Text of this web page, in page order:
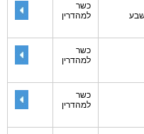
כשר
למהדרין
כשר
למהדרין
כשר
למהדרין